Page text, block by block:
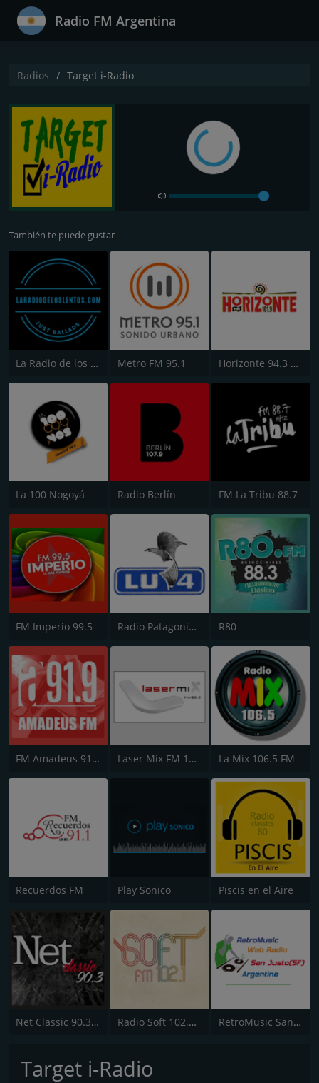
Radio FM Argentina
Radios Target i-Radio
También te puede gustar
La Radio de los Lentos Metro FM 95.1 Horizonte 94.3 FM
La 100 Nogoyá Radio Berlín FM La Tribu 88.7
FM Imperio 99.5 Radio Patagonia Argentina 630 AM R80
FM Amadeus 91.9 Laser Mix FM 102.3 La Mix 106.5 FM
Recuerdos FM Play Sonico Piscis en el Aire
Net Classic 90.3 FM Radio Soft 102.1 FM RetroMusic San Justo (SF)
Target i-Radio